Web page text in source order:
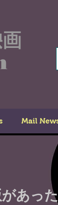
Mail
あっ